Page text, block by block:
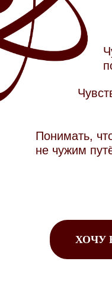
Понимать,
не чужим
ХОЧУ